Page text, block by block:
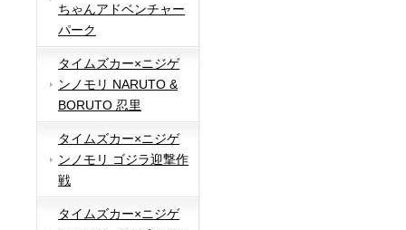
ちゃんアドベンチャー
パーク
タイムズカー×ニジゲ
ンノモリ NARUTO &
BORUTO 忍里
タイムズカー×ニジゲ
ンノモリ ゴジラ迎撃作
戦
タイムズカー×ニジゲ